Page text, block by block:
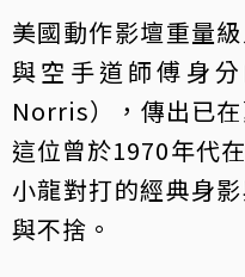
美國動作影壇重量
與空手道師傅身
Norris），傳出已在
這位曾於1970年代在
小龍對打的經典身
與不捨。